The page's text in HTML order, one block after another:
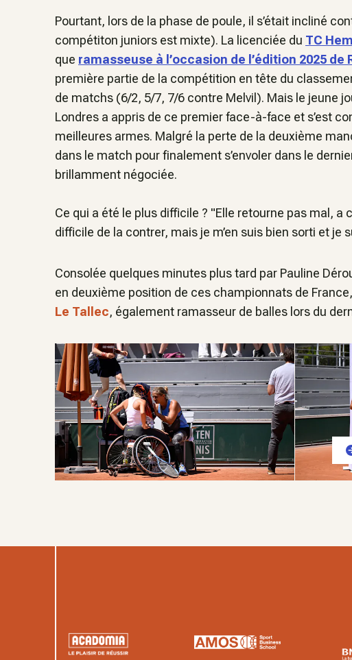
Pourtant, lors de la phase de poule, il s’était incliné
compétiton juniors est mixte). La licenciée du TC Hem
que ramasseuse à l’occasion de l’édition 2025 de
première partie de la compétition en tête du
de matchs (6/2, 5/7, 7/6 contre Melvil). Mais le jeune
Londres a appris de ce premier face-à-face et s’est
meilleures armes. Malgré la perte de la deuxième
dans le match pour finalement s’envoler dans le
brillamment négociée.
Ce qui a été le plus difficile ? "Elle retourne pas mal , a
difficile de la contrer, mais je m’en suis bien sorti et je
Consolée quelques minutes plus tard par Pauline
en deuxième position de ces championnats de
Le Tallec, également ramasseur de balles lors du